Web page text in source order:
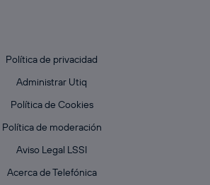
Política de privacidad
Administrar Utiq
Política de Cookies
Política de moderación
Aviso Legal LSSI
Acerca de Telefónica